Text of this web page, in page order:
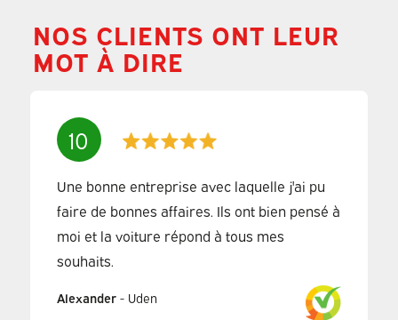
NOS CLIENTS ONT LEUR
MOT À DIRE
10
Une bonne entreprise avec laquelle j'ai pu
faire de bonnes affaires. Ils ont bien pensé à
moi et la voiture répond à tous mes
souhaits.
Alexander- Uden